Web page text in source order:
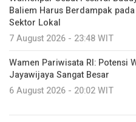
Baliem Harus Berdampak
Sektor Lokal
7 August 2026 - 23:48 WIT
Wamen Pariwisata RI: Potensi
Jayawijaya Sangat Besar
6 August 2026 - 20:02 WIT